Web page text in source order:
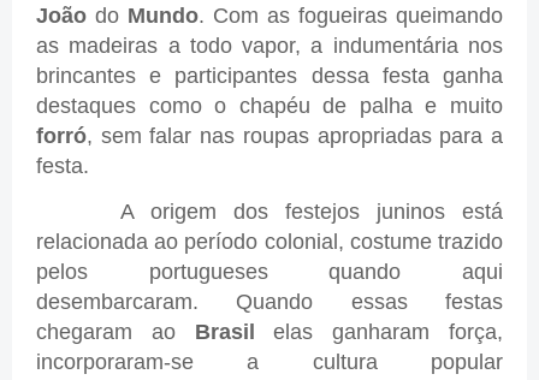
João do Mundo. Com as fogueiras queimando
as madeiras a todo vapor, a indumentária nos
brincantes e participantes dessa festa ganha
destaques como o chapéu de palha e muito
forró, sem falar nas roupas apropriadas para a
festa.
A origem dos festejos juninos está
relacionada ao período colonial, costume trazido
pelos portugueses quando aqui
desembarcaram. Quando essas festas
chegaram ao Brasilelas ganharam força,
incorporaram-se a cultura popular